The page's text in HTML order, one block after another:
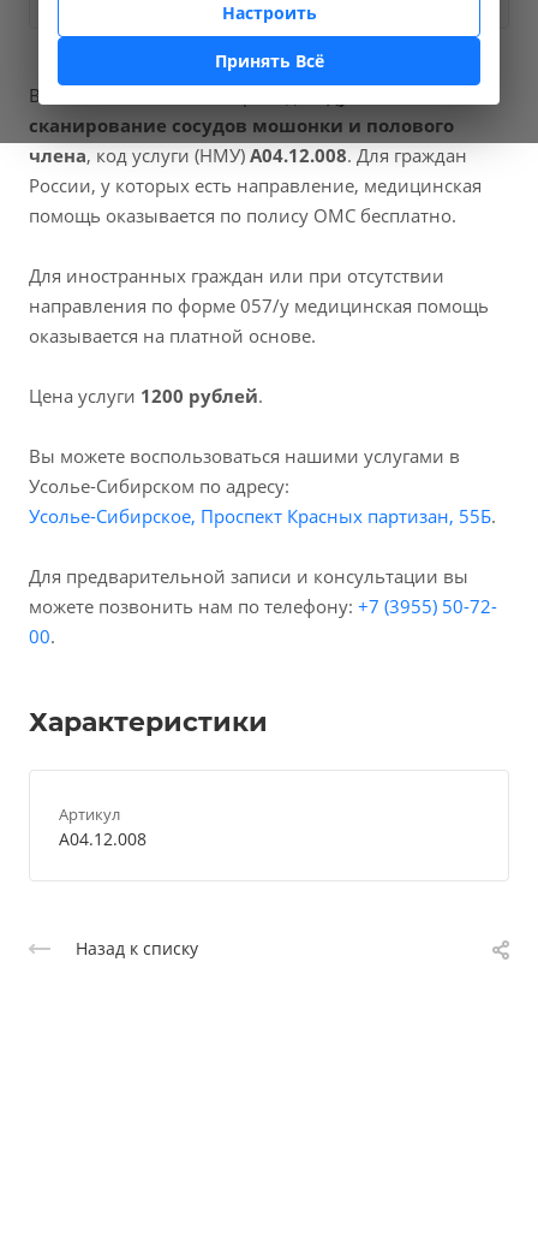
В наших клиниках мы проводим
сканирование сосудов мошонки и полового
члена, код услуги (НМУ) A04.12.008. Для граждан
России, у которых есть направление, медицинская
помощь оказывается по полису ОМС бесплатно.
Для иностранных граждан или при отсутствии
направления по форме 057/у медицинская помощь
оказывается на платной основе.
Цена услуги 1200 рублей.
Вы можете воспользоваться нашими услугами в
Усолье-Сибирском по адресу:
Усолье-Сибирское, Проспект Красных партизан, 55Б.
Для предварительной записи и консультации вы
можете позвонить нам по телефону: +7 (3955) 50-72-
00.
Характеристики
Артикул
A04.12.008
Назад к списку
Настроить
Принять Всё